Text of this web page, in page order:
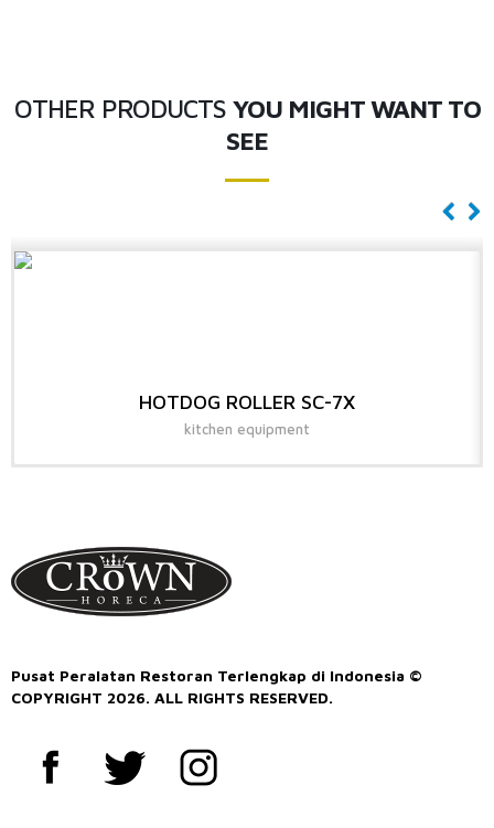
OTHER PRODUCTS YOU MIGHT WANT TO
SEE
HOTDOG ROLLER SC-7X
kitchen equipment
Pusat Peralatan Restoran Terlengkap di Indonesia ©
COPYRIGHT 2026. ALL RIGHTS RESERVED.